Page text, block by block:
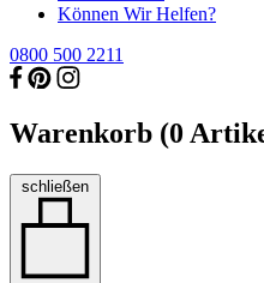
Können Wir Helfen?
0800 500 2211
Warenkorb (0
schließen